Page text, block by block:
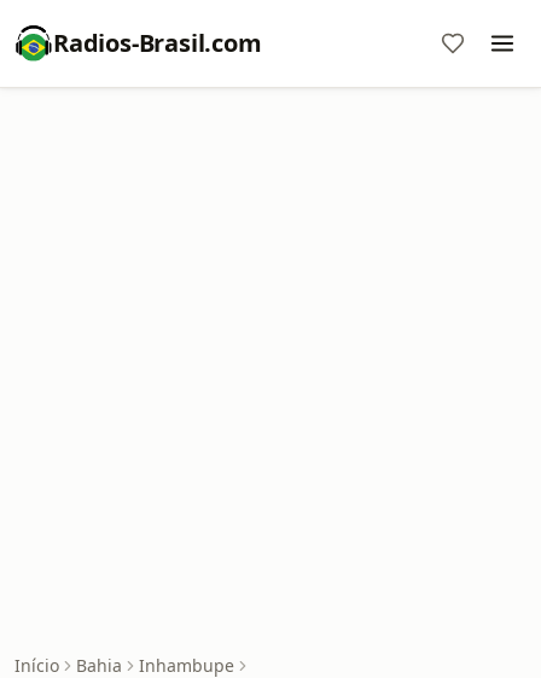
Radios-Brasil.com
Início Bahia
Inhambupe